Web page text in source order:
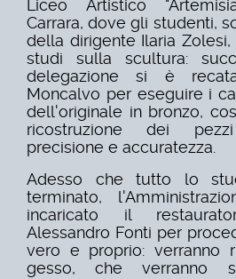
Liceo Artistico
Carrara, dove gli studenti,
della dirigente Ilaria
studi sulla scultura:
delegazione si è
Moncalvo per eseguire i
dell'originale in bronzo,
ricostruzione dei
precisione e accuratezza.
Adesso che tutto lo
terminato,
incaricato il
Alessandro Fonti per
vero e proprio: verranno
gesso, che verranno